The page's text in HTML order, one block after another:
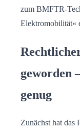
zum BMFTR-
Elektromobilität«
geworden
genug
Zunächst hat das